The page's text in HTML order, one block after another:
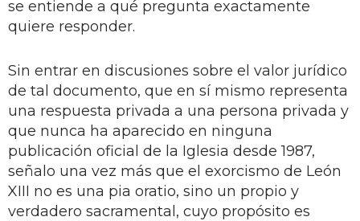
se entiende a qué pregunta exactamente
quiere responder.
Sin entrar en discusiones sobre el valor jurídico
de tal documento, que en sí mismo representa
una respuesta privada a una persona privada y
que nunca ha aparecido en ninguna
publicación oficial de la Iglesia desde 1987,
señalo una vez más que el exorcismo de León
XIII no es una pia oratio, sino un propio y
verdadero sacramental, cuyo propósito es